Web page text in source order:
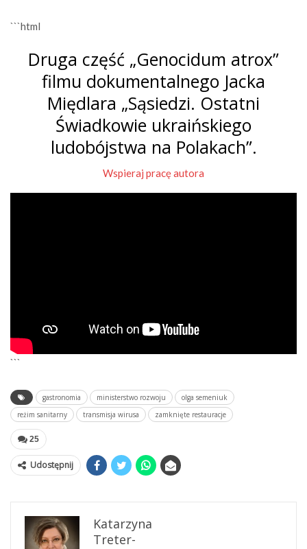
```html
Druga część „Genocidum atrox”
filmu dokumentalnego Jacka
Międlara „Sąsiedzi. Ostatni
Świadkowie ukraińskiego
ludobójstwa na Polakach”.
Wspieraj pracę autora
```
gastronomia ministerstwo rozwoju
olga semeniuk
reżim sanitarny
transmisja wirusa zamknięte restauracje
25
Udostępnij
Katarzyna
Treter-